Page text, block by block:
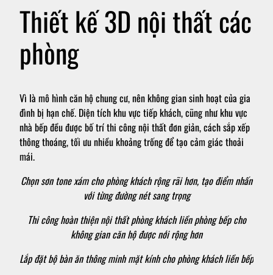
Thiết kế 3D nội thất các
phòng
Vì là mô hình căn hộ chung cư, nên không gian sinh hoạt của gia
đình bị hạn chế. Diện tích khu vực tiếp khách, cũng như khu vực
nhà bếp đều được bố trí thi công nội thất đơn giản, cách sắp xếp
thông thoáng, tối ưu nhiều khoảng trống để tạo cảm giác thoải
mái.
Chọn sơn tone xám cho phòng khách rộng rãi hơn, tạo điểm nhấn
với từng đường nét sang trọng
Thi công hoàn thiện nội thất phòng khách liền phòng bếp cho
không gian căn hộ được nới rộng hơn
Lắp đặt bộ bàn ăn thông minh mặt kính cho phòng khách liền bếp